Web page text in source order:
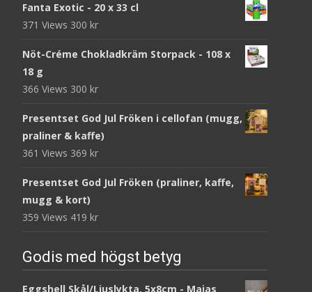
Fanta Exotic - 20 x 33 cl
371 Views 300 kr
Nöt-Créme Chokladkräm Storpack - 108 x
18 g
366 Views 300 kr
Presentset God Jul Fröken i cellofan (mugg,
praliner & kaffe)
361 Views 369 kr
Presentset God Jul Fröken (praliner, kaffe,
mugg & kort)
359 Views 419 kr
Godis med högst betyg
Eggshell Skål/Ljuslykta, 5x8cm - Majas